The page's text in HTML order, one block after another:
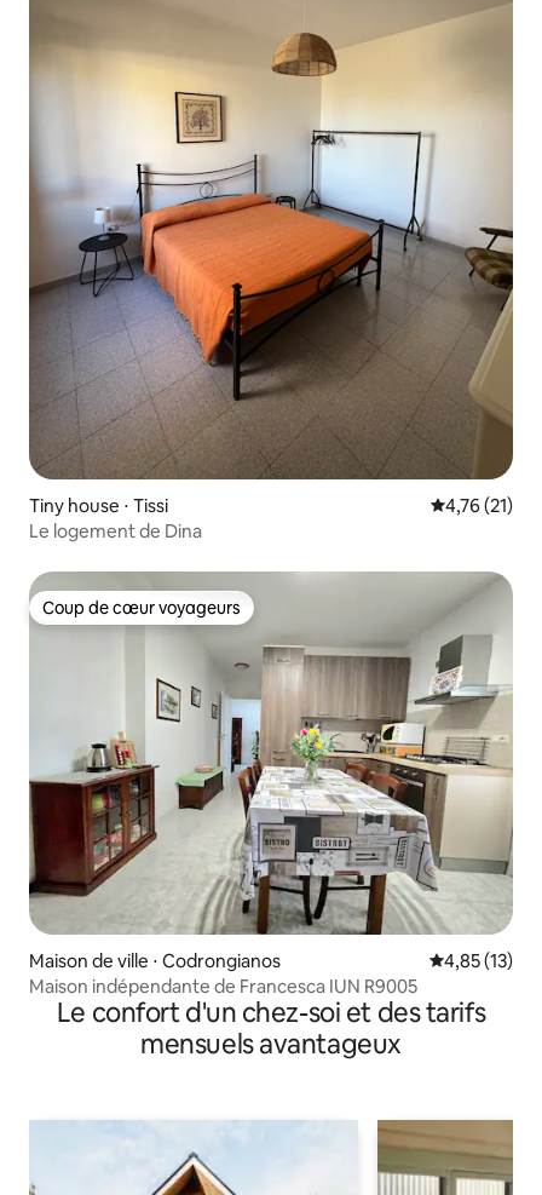
Tiny house ⋅ Tissi Évaluation
4,76 (21)
Le logement de Dina
Coup de cœur voyageurs
Coup de cœur voyageurs
Maison de ville ⋅ Codrongianos Évaluation
4,85 (13)
Maison indépendante de Francesca IUN R9005
Le confort d'un chez-soi et des tarifs
mensuels avantageux